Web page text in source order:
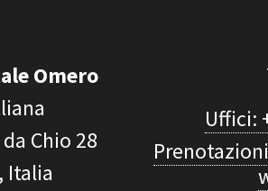
Omero
Chio 28
Italia
Uffici: